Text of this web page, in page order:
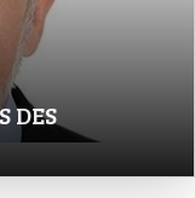
DES